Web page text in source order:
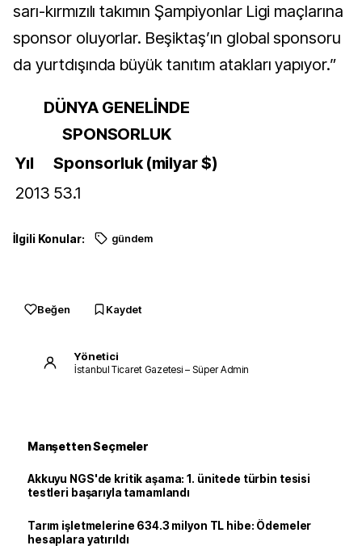
sarı-kırmızılı takımın Şampiyonlar Ligi maçlarına
sponsor oluyorlar. Beşiktaş’ın global sponsoru
da yurtdışında büyük tanıtım atakları yapıyor.”
DÜNYA GENELİNDE
SPONSORLUK
Yıl
Sponsorluk (milyar $)
2013 53.1
2017 62.8
İlgili Konular: gündem
Beğen Kaydet
Yönetici
İstanbul Ticaret Gazetesi – Süper Admin
Manşetten Seçmeler
Akkuyu NGS'de kritik aşama: 1. ünitede türbin tesisi
testleri başarıyla tamamlandı
Tarım işletmelerine 634.3 milyon TL hibe: Ödemeler
hesaplara yatırıldı